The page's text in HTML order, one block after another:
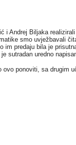
Andrej Biljaka
smo uvježbavali
predaju bila je
sutradan uredno
ponoviti, sa drugim